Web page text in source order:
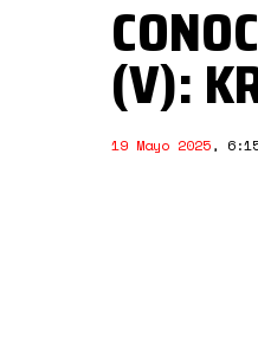
(V):
19 Mayo 2025,